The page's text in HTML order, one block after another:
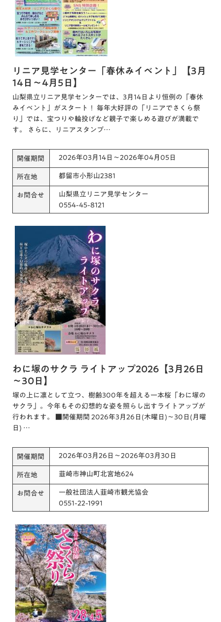
リニア見学センター「春休みイベント」【3月
14日～4月5日】
山梨県立リニア見学センターでは、3月14日より恒例の「春休
みイベント」がスタート！ 毎年大好評の「リニアでさくら祭
り」では、宝つりや輪投げなど親子で楽しめる遊びが満載で
す。 さらに、リニアスタンプ…
開催期間 2026年03月14日～2026年04月05日
所在地 都留市小形山2381
お問合せ
山梨県立リニア見学センター
0554-45-8121
わに塚のサクラ ライトアップ2026【3月26日
～30日】
塚の上に凛として立つ、樹齢300年を超える一本桜「わに塚の
サクラ」。今年もその幻想的な姿を照らし出すライトアップが
行われます。 ■開催期間 2026年3月26日(木曜日)～30日(月曜
日) …
開催期間 2026年03月26日～2026年03月30日
所在地 韮崎市神山町北宮地624
お問合せ
一般社団法人韮崎市観光協会
0551-22-1991